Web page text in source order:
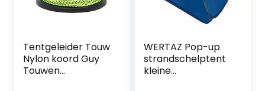
Tentgeleider Touw
Nylon koord Guy
Touwen
WERTAZ Pop-up
strandschelptent
kleine